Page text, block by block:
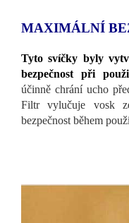
MAXIMÁLNÍ
Tyto svíčky byly
bezpečnost při
účinně chrání ucho
Filtr vylučuje vosk
bezpečnost během